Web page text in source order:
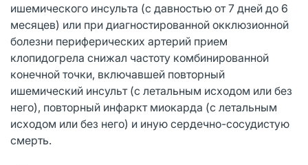
ишемического инсульта (с давностью от 7 дней до 6
месяцев) или при диагностированной окклюзионной
болезни периферических артерий прием
клопидогрела снижал частоту комбинированной
конечной точки, включавшей повторный
ишемический инсульт (с летальным исходом или без
него), повторный инфаркт миокарда (с летальным
исходом или без него) и иную сердечно-сосудистую
смерть.